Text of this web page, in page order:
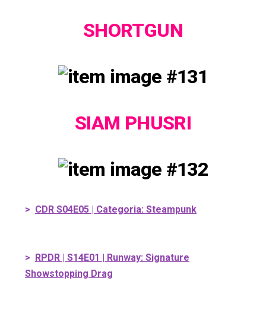
SHORTGUN
SIAM PHUSRI
> CDR S04E05 | Categoria: Steampunk
> RPDR | S14E01 | Runway: Signature
Showstopping Drag